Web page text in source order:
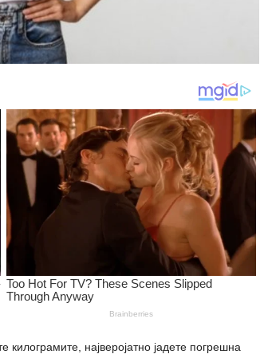
најверојатно јадете погрешна